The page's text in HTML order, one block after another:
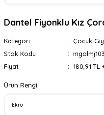
Dantel Fiyonklu Kız
Kategori Çocuk
Stok Kodu
Fiyat
180,91 TL
Ürün Rengi